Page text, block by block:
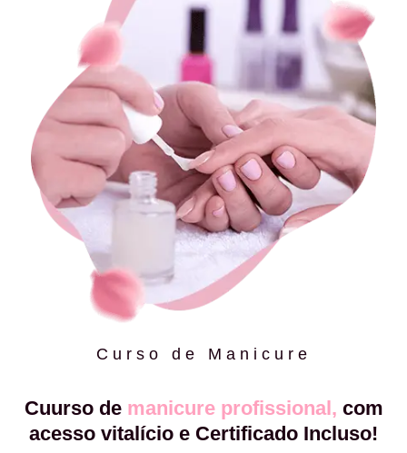
Curso de Manicure
Cuurso de manicure profissional, com
acesso vitalício e Certificado Incluso!